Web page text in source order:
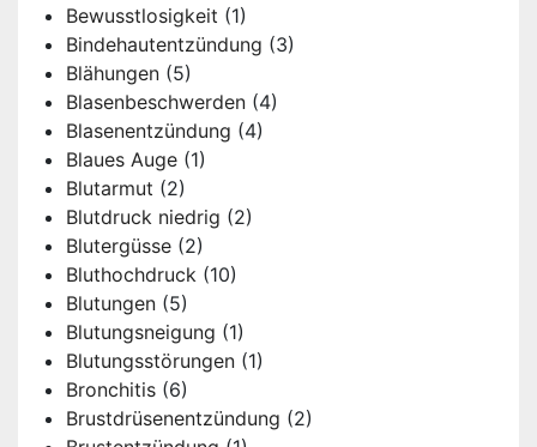
Bewusstlosigkeit (1)
Bindehautentzündung (3)
Blähungen (5)
Blasenbeschwerden (4)
Blasenentzündung (4)
Blaues Auge (1)
Blutarmut (2)
Blutdruck niedrig (2)
Blutergüsse (2)
Bluthochdruck (10)
Blutungen (5)
Blutungsneigung (1)
Blutungsstörungen (1)
Bronchitis (6)
Brustdrüsenentzündung (2)